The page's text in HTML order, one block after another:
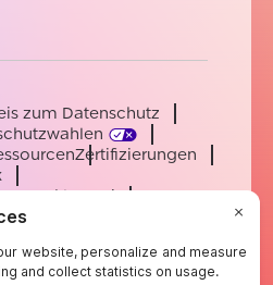
zum Datenschutz
Zertifizierungen
Sklaverei
SpanishPortuguese